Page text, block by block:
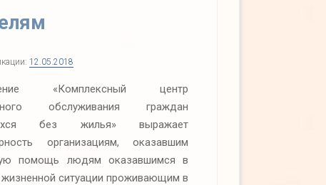
12.05.2018
«Комплексный центр
обслуживания граждан
без жилья» выражает
организациям, оказавшим
помощь людям оказавшимся в
жизненной ситуации проживающим в